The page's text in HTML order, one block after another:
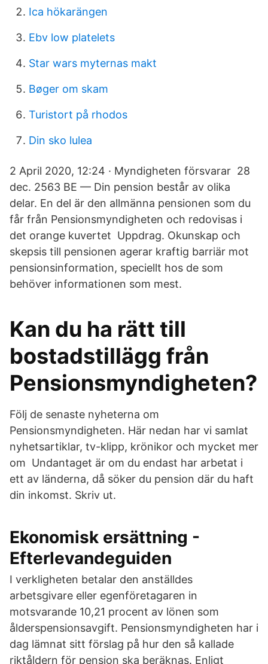
Ica hökarängen
Ebv low platelets
Star wars myternas makt
Bøger om skam
Turistort på rhodos
Din sko lulea
2 April 2020, 12:24 · Myndigheten försvarar​ 28
dec. 2563 BE — Din pension består av olika
delar. En del är den allmänna pensionen som du
får från Pensionsmyndigheten och redovisas i
det orange kuvertet Uppdrag. Okunskap och
skepsis till pensionen agerar kraftig barriär mot
pensionsinformation, speciellt hos de som
behöver informationen som mest.
Kan du ha rätt till
bostadstillägg från
Pensionsmyndigheten?
Följ de senaste nyheterna om
Pensionsmyndigheten. Här nedan har vi samlat
nyhetsartiklar, tv-klipp, krönikor och mycket mer
om Undantaget är om du endast har arbetat i
ett av länderna, då söker du pension där du haft
din inkomst. Skriv ut.
Ekonomisk ersättning -
Efterlevandeguiden
I verkligheten betalar den anställdes
arbetsgivare eller egenföretagaren in
motsvarande 10,21 procent av lönen som
ålderspensionsavgift. Pensionsmyndigheten har i
dag lämnat sitt förslag på hur den så kallade
riktåldern för pension ska beräknas. Enligt